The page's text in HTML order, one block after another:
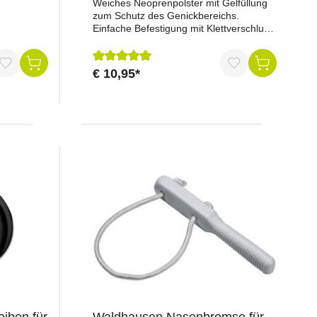
Weiches Neoprenpolster mit Gelfüllung
zum Schutz des Genickbereichs.
Einfache Befestigung mit Klettverschluss
verwendbarFarbe: schwarz
Durchschnittliche Bewertung von 5 von 5
€ 10,95*